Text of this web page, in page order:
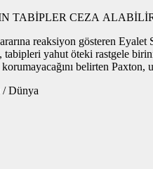
TABİPLER CEZA
reaksiyon gösteren Eyalet
tabipleri yahut öteki rastgele
belirten
Kaynak: Demirören Haber Ajansı / Dünya